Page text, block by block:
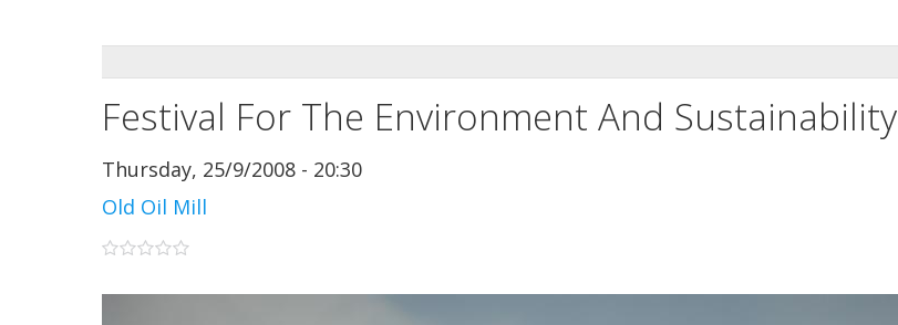
Festival For The Environment And Sustainability
Thursday, 25/9/2008 - 20:30
Old Oil Mill
0 stars